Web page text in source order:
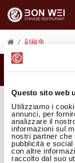
Questo sito web
Utilizziamo i
annunci, per
analizzare il
informazioni sul
nostri partner che
pubblicità e
con altre
raccolto dal suo
/ 剁椒鱼
中
剁椒鱼